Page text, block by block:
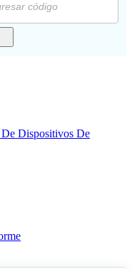
Dispositivos De